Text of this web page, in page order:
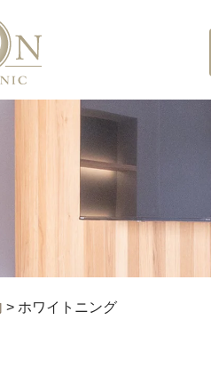
> ホワイトニング